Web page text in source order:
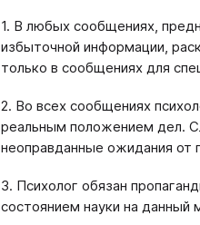
1. В любых сообщениях,
избыточной информации,
только в сообщениях для
2. Во всех сообщениях
реальным положением дел.
неоправданные ожидания от
3. Психолог обязан
состоянием науки на данный